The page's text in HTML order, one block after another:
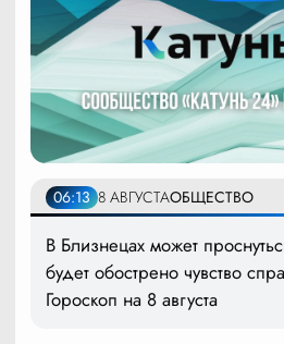
06:13 8 АВГУСТАОБЩЕСТВО
В Близнецах может
будет обострено чувство
Гороскоп на 8 августа